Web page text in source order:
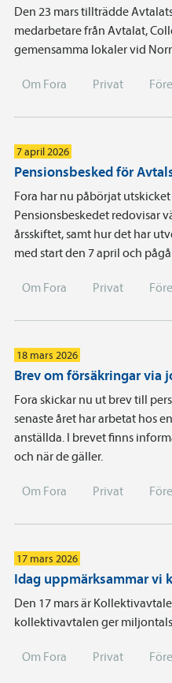
Den 23 mars tillträdde
medarbetare från Avtalat,
gemensamma lokaler vid
Om Fora Privat
7 april 2026
Pensionsbesked för
Fora har nu påbörjat
Pensionsbeskedet redovisar
årsskiftet, samt hur det har
med start den 7 april och
Om Fora Privat
18 mars 2026
Brev om försäkringar
Fora skickar nu ut brev till
senaste året har arbetat hos
anställda. I brevet finns
och när de gäller.
Om Fora Privat
17 mars 2026
Idag uppmärksammar vi
Den 17 mars är
kollektivavtalen ger
Om Fora Privat